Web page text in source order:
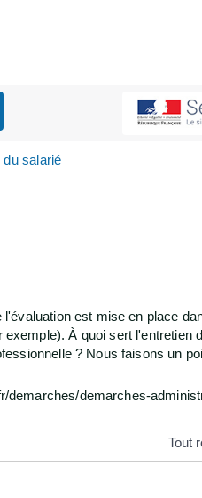
du salarié
est mise en place
À quoi sert l'entretien
? Nous faisons un
demarches/demarches-
Tout